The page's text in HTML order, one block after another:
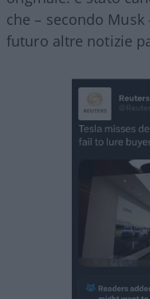
che – secondo
futuro altre notizie